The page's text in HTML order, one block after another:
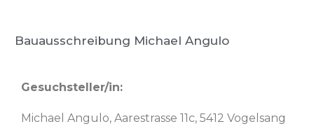
Bauausschreibung Michael Angulo
Gesuchsteller/in:
Michael Angu­lo, Aare­strasse 11c, 5412 Vogelsang